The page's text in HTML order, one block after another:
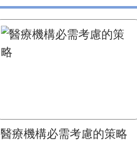
醫療機構必需考慮的策略